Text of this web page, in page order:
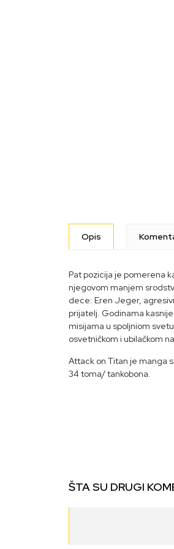
Opis
Pat pozicija je pomerena
njegovom manjem
dece: Eren Jeger,
prijatelj. Godinama
misijama u spoljniom
osvetničkom i ubilačkom
Attack on Titan je manga
34 toma/ tankobona.
ŠTA SU DRUGI